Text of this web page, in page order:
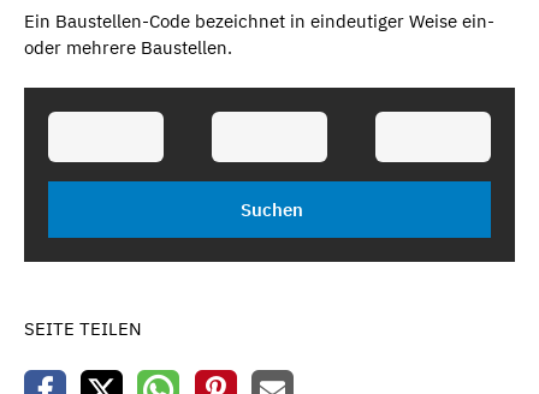
Ein Baustellen-Code bezeichnet in eindeutiger Weise ein-
oder mehrere Baustellen.
SEITE TEILEN